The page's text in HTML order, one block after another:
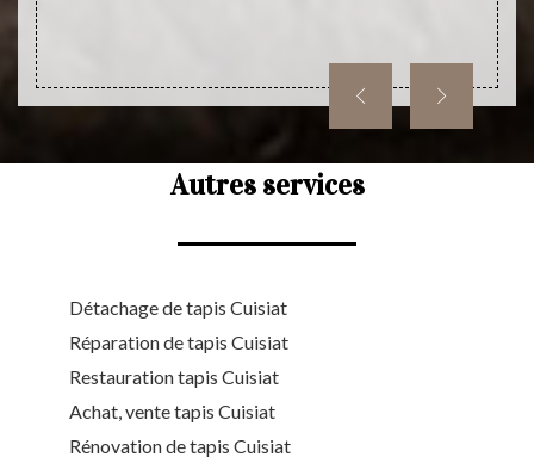
Autres services
Détachage de tapis Cuisiat
Réparation de tapis Cuisiat
Restauration tapis Cuisiat
Achat, vente tapis Cuisiat
Rénovation de tapis Cuisiat